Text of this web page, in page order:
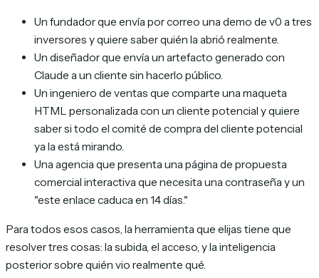
Un fundador que envía por correo una demo de v0 a tres
inversores y quiere saber quién la abrió realmente.
Un diseñador que envía un artefacto generado con
Claude a un cliente sin hacerlo público.
Un ingeniero de ventas que comparte una maqueta
HTML personalizada con un cliente potencial y quiere
saber si todo el comité de compra del cliente potencial
ya la está mirando.
Una agencia que presenta una página de propuesta
comercial interactiva que necesita una contraseña y un
"este enlace caduca en 14 días."
Para todos esos casos, la herramienta que elijas tiene que
resolver tres cosas: la subida, el acceso, y la inteligencia
posterior sobre quién vio realmente qué.